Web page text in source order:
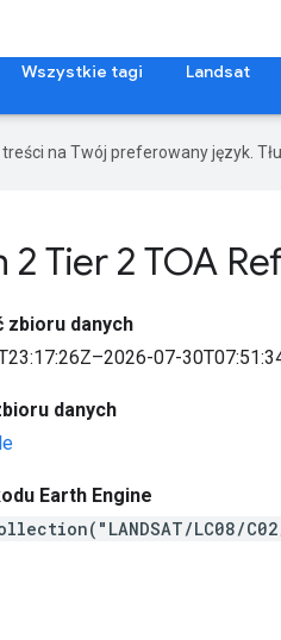
Wszystkie tagi Landsat
na Twój preferowany język.
Tier 2 TOA
zbioru danych
07-
danych
Earth Engine
LC08/